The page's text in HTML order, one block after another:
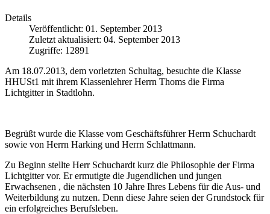
Details
Veröffentlicht: 01. September 2013
Zuletzt aktualisiert: 04. September 2013
Zugriffe: 12891
Am 18.07.2013, dem vorletzten Schultag, besuchte die Klasse
HHUSt1 mit ihrem Klassenlehrer Herrn Thoms die Firma
Lichtgitter in Stadtlohn.
Begrüßt wurde die Klasse vom Geschäftsführer Herrn Schuchardt
sowie von Herrn Harking und Herrn Schlattmann.
Zu Beginn stellte Herr Schuchardt kurz die Philosophie der Firma
Lichtgitter vor. Er ermutigte die Jugendlichen und jungen
Erwachsenen , die nächsten 10 Jahre Ihres Lebens für die Aus- und
Weiterbildung zu nutzen. Denn diese Jahre seien der Grundstock für
ein erfolgreiches Berufsleben.